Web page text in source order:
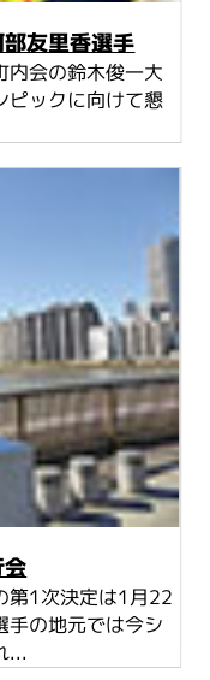
友里香選手
内会の鈴木俊一大
ピックに向けて懇
第1次決定は1月22
手の地元では今シ
...